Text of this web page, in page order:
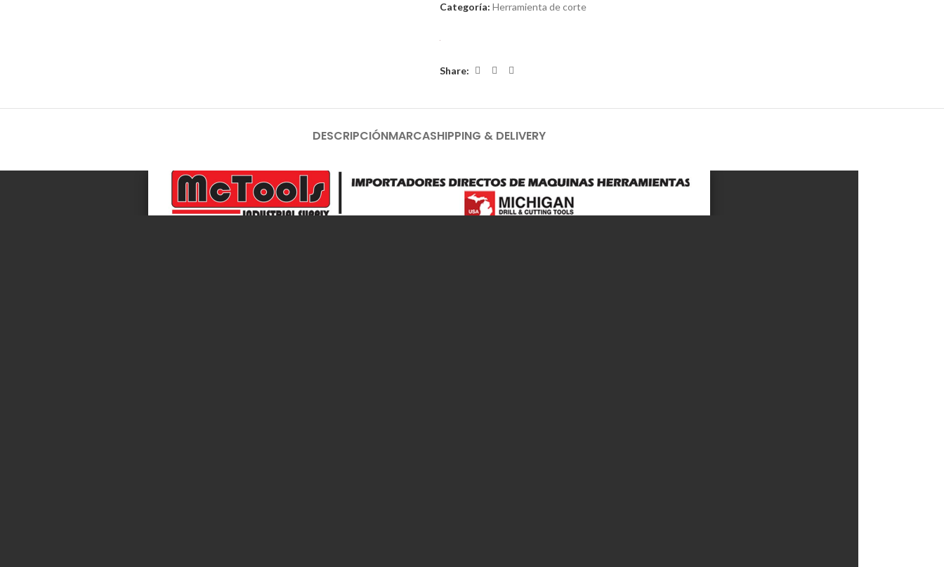
Categoría: Herramienta de corte
Share:
DESCRIPCIÓNMARCASHIPPING & DELIVERY